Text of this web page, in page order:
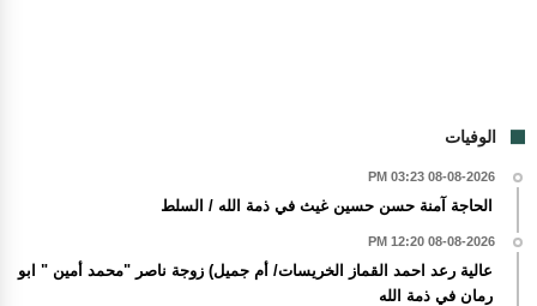
الوفيات
08-08-2026 03:23 PM
الحاجة آمنة حسن حسين غيث في ذمة الله / السلط
08-08-2026 12:20 PM
عالية رعد احمد القماز الخريسات/ أم جميل) زوجة ناصر "محمد أمين " ابو
رمان في ذمة الله